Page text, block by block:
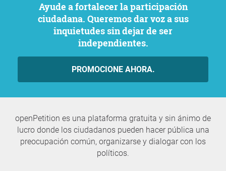
Ayude a fortalecer la participación
ciudadana. Queremos dar voz a sus
inquietudes sin dejar de ser
independientes.
PROMOCIONE AHORA.
openPetition es una plataforma gratuita y sin ánimo de
lucro donde los ciudadanos pueden hacer pública una
preocupación común, organizarse y dialogar con los
políticos.